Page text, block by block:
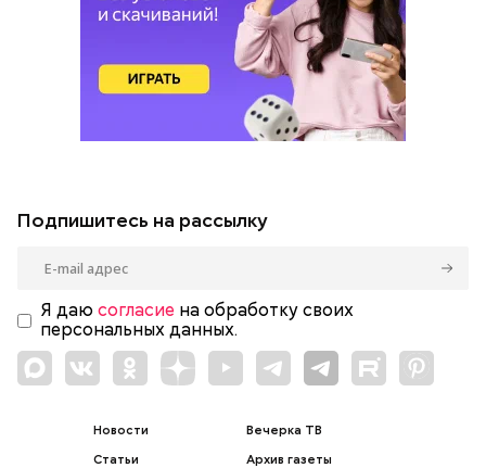
Подпишитесь на рассылку
Я даю согласие на обработку своих
персональных данных.
Новости
Статьи
Вечерка ТВ
Архив газеты